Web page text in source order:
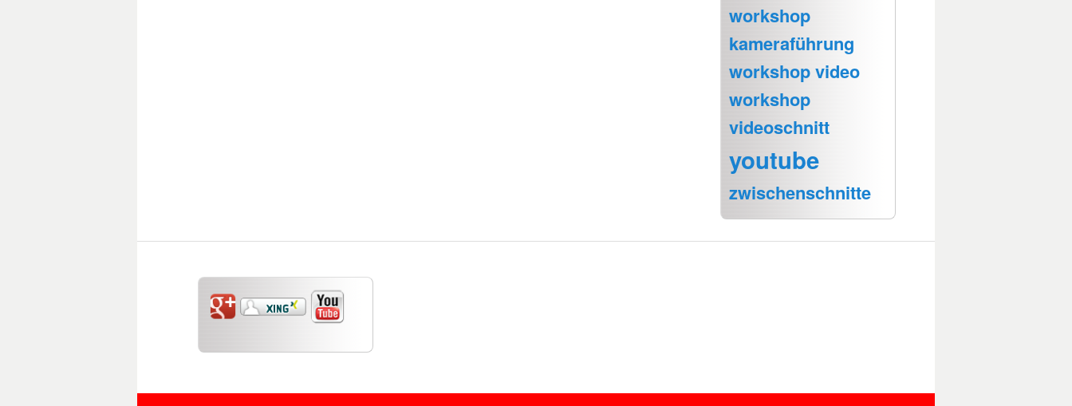
workshop
kameraführung
workshop video
workshop
videoschnitt
youtube
zwischenschnitte